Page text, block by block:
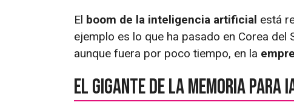
El boom de la inteligencia artificial está
ejemplo es lo que ha pasado en Corea del
aunque fuera por poco tiempo, en la
El gigante de la memoria para